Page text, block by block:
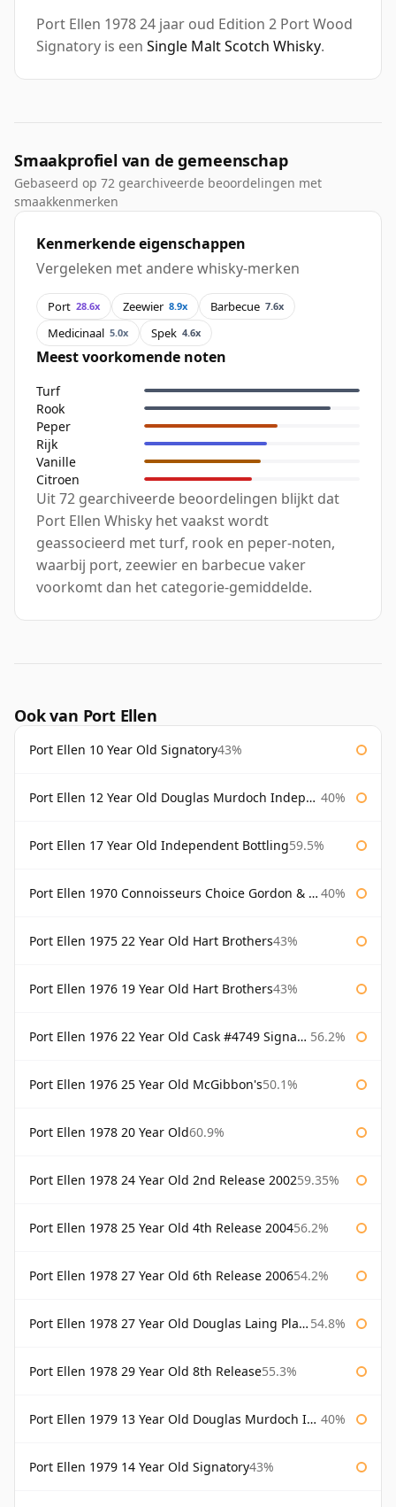
Port Ellen 1978 24 jaar oud Edition 2 Port Wood
Signatory is een Single Malt Scotch Whisky.
Smaakprofiel van de gemeenschap
Gebaseerd op 72 gearchiveerde beoordelingen met
smaakkenmerken
Kenmerkende eigenschappen
Vergeleken met andere whisky-merken
Port 28.6x Zeewier 8.9x Barbecue 7.6x
Medicinaal 5.0x Spek 4.6x
Meest voorkomende noten
Turf
Rook
Peper
Rijk
Vanille
Citroen
Uit 72 gearchiveerde beoordelingen blijkt dat
Port Ellen Whisky het vaakst wordt
geassocieerd met turf, rook en peper-noten,
waarbij port, zeewier en barbecue vaker
voorkomt dan het categorie-gemiddelde.
Ook van Port Ellen
Port Ellen 10 Year Old Signatory43%
Port Ellen 12 Year Old Douglas Murdoch Independent Bottling 40%
Port Ellen 17 Year Old Independent Bottling59.5%
Port Ellen 1970 Connoisseurs Choice Gordon & Macphail 40%
Port Ellen 1975 22 Year Old Hart Brothers43%
Port Ellen 1976 19 Year Old Hart Brothers43%
Port Ellen 1976 22 Year Old Cask #4749 Signatory 56.2%
Port Ellen 1976 25 Year Old McGibbon's50.1%
Port Ellen 1978 20 Year Old60.9%
Port Ellen 1978 24 Year Old 2nd Release 200259.35%
Port Ellen 1978 25 Year Old 4th Release 200456.2%
Port Ellen 1978 27 Year Old 6th Release 200654.2%
Port Ellen 1978 27 Year Old Douglas Laing Platinum Selection 54.8%
Port Ellen 1978 29 Year Old 8th Release55.3%
Port Ellen 1979 13 Year Old Douglas Murdoch Independent Bottling 40%
Port Ellen 1979 14 Year Old Signatory43%